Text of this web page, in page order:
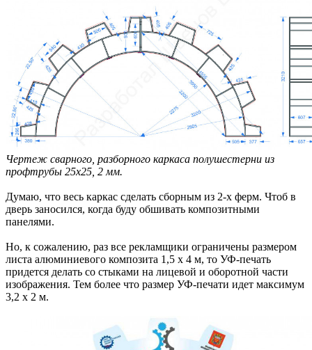
Чертеж сварного, разборного каркаса полушестерни из
профтрубы 25х25, 2 мм.
Думаю, что весь каркас сделать сборным из 2-х ферм. Чтоб в
дверь заносился, когда буду обшивать композитными
панелями.
Но, к сожалению, раз все рекламщики ограничены размером
листа алюминиевого композита 1,5 х 4 м, то УФ-печать
придется делать со стыками на лицевой и оборотной части
изображения. Тем более что размер УФ-печати идет максимум
3,2 х 2 м.